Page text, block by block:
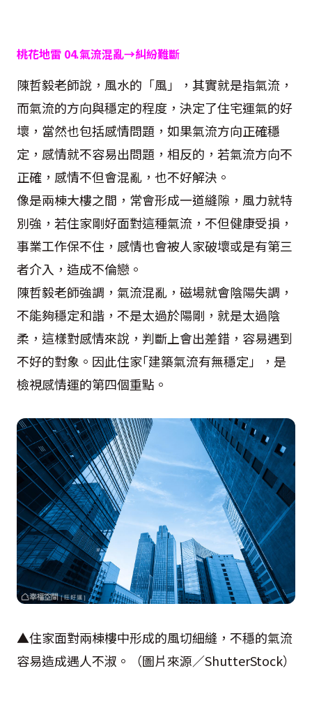
桃花地雷04.氣流混亂→糾紛難斷
陳哲毅老師說，風水的「風」，其實就是指氣流，
而氣流的方向與穩定的程度，決定了住宅運氣的好
壞，當然也包括感情問題，如果氣流方向正確穩
定，感情就不容易出問題，相反的，若氣流方向不
正確，感情不但會混亂，也不好解決。
像是兩棟大樓之間，常會形成一道縫隙，風力就特
別強，若住家剛好面對這種氣流，不但健康受損，
事業工作保不住，感情也會被人家破壞或是有第三
者介入，造成不倫戀。
陳哲毅老師強調，氣流混亂，磁場就會陰陽失調，
不能夠穩定和諧，不是太過於陽剛，就是太過陰
柔，這樣對感情來說，判斷上會出差錯，容易遇到
不好的對象。因此住家｢建築氣流有無穩定」，是
檢視感情運的第四個重點。
▲住家面對兩棟樓中形成的風切細縫，不穩的氣流
容易造成遇人不淑。（圖片來源／ShutterStock）